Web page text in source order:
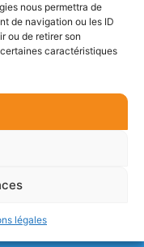
nous permettra de
de navigation ou les ID
ou de retirer son
caractéristiques
légales